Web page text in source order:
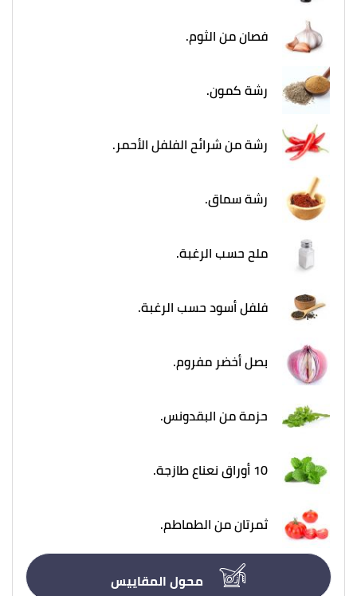
فصان من الثوم.
رشة كمون.
رشة من شرائح الفلفل الأحمر.
رشة سماق.
ملح حسب الرغبة.
فلفل أسود حسب الرغبة.
بصل أخضر مفروم.
حزمة من البقدونس.
10 أوراق نعناع طازجة.
ثمرتان من الطماطم.
محول المقاييس